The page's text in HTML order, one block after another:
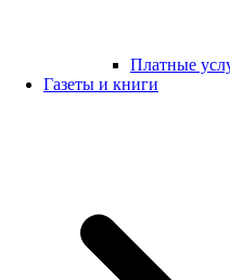
Платные
Газеты и книги